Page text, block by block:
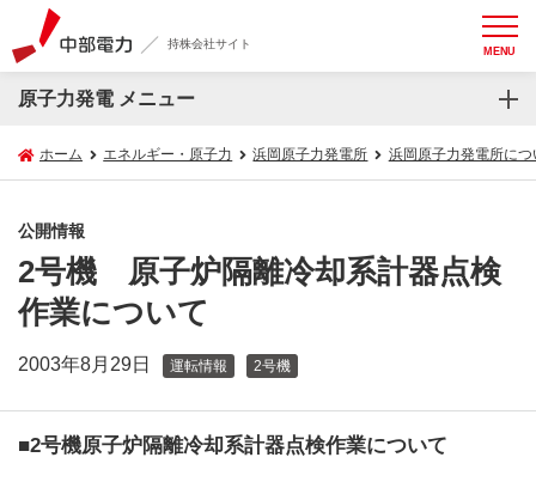
持株会社サイト MENU
原子力発電 メニュー
ホーム エネルギー・原子力 浜岡原子力発電所 浜岡原子力発電所につ
公開情報
2号機 原子炉隔離冷却系計器点検
作業について
2003年8月29日 運転情報 2号機
■2号機原子炉隔離冷却系計器点検作業について